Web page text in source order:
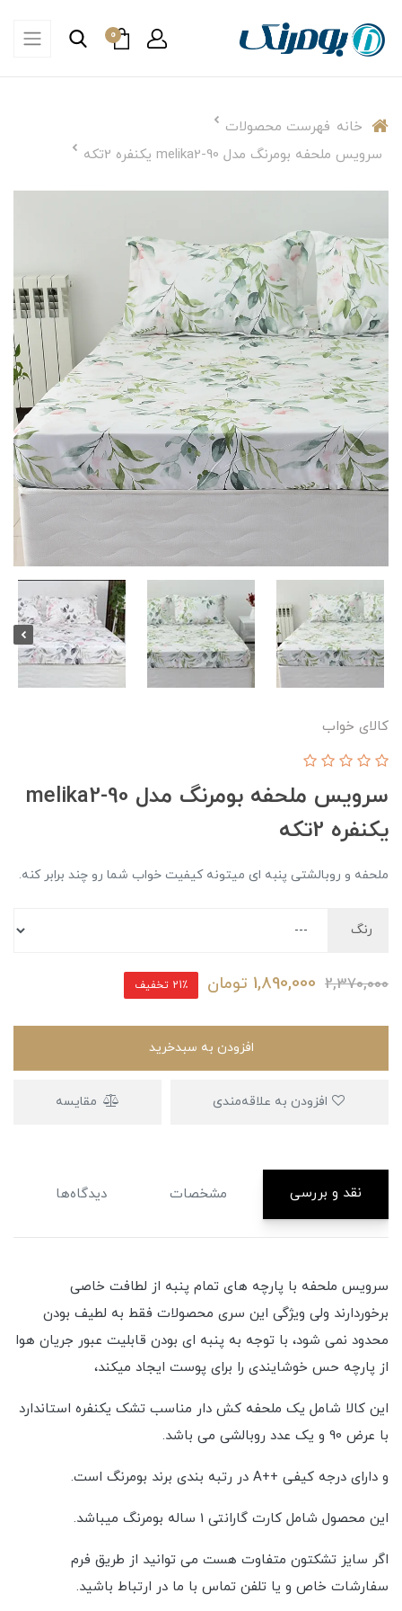
0
خانه فهرست محصولات
سرویس ملحفه بومرنگ مدل melika2-90 یکنفره 2تکه
کالای خواب
سرویس ملحفه بومرنگ مدل melika2-90
یکنفره 2تکه
ملحفه و روبالشتی پنبه ای میتونه کیفیت خواب شما رو چند برابر کنه.
رنگ
2,370,000
1,890,000 تومان 21٪ تخفیف
افزودن به سبدخرید
مقایسه
نقد و بررسی مشخصات دیدگاه‌ها
سرویس ملحفه با پارچه های تمام پنبه از لطافت خاصی
برخوردارند ولی ویژگی این سری محصولات فقط به لطیف بودن
محدود نمی شود، با توجه به پنبه ای بودن قابلیت عبور جریان هوا
از پارچه حس خوشایندی را برای پوست ایجاد میکند،
این کالا شامل یک ملحفه کش دار مناسب تشک یکنفره استاندارد
با عرض 90 و یک عدد روبالشی می باشد.
و دارای درجه کیفی ++A در رتبه بندی برند بومرنگ است.
این محصول شامل کارت گارانتی 1 ساله بومرنگ میباشد.
اگر سایز تشکتون متفاوت هست می توانید از طریق فرم
سفارشات خاص و یا تلفن تماس با ما در ارتباط باشید.